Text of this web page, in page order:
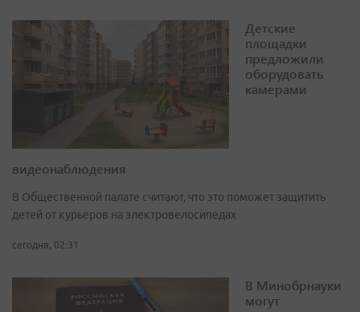
Детские
площадки
предложили
оборудовать
камерами
видеонаблюдения
В Общественной палате считают, что это поможет защитить
детей от курьеров на электровелосипедах
сегодня, 02:31
В Минобрнауки
могут